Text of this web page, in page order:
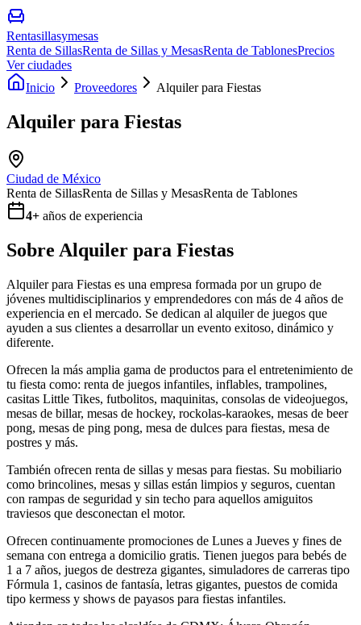
Rentasillasymesas
Renta de SillasRenta de Sillas y MesasRenta de TablonesPrecios
Ver ciudades
Inicio
Proveedores Alquiler para Fiestas
Alquiler para Fiestas
Ciudad de México
Renta de SillasRenta de Sillas y MesasRenta de Tablones
4+ años de experiencia
Sobre Alquiler para Fiestas
Alquiler para Fiestas es una empresa formada por un grupo de
jóvenes multidisciplinarios y emprendedores con más de 4 años de
experiencia en el mercado. Se dedican al alquiler de juegos que
ayuden a sus clientes a desarrollar un evento exitoso, dinámico y
diferente.
Ofrecen la más amplia gama de productos para el entretenimiento de
tu fiesta como: renta de juegos infantiles, inflables, trampolines,
casitas Little Tikes, futbolitos, maquinitas, consolas de videojuegos,
mesas de billar, mesas de hockey, rockolas-karaokes, mesas de beer
pong, mesas de ping pong, mesa de dulces para fiestas, mesa de
postres y más.
También ofrecen renta de sillas y mesas para fiestas. Su mobiliario
como brincolines, mesas y sillas están limpios y seguros, cuentan
con rampas de seguridad y sin techo para aquellos amiguitos
traviesos que desconectan el motor.
Ofrecen continuamente promociones de Lunes a Jueves y fines de
semana con entrega a domicilio gratis. Tienen juegos para bebés de
1 a 7 años, juegos de destreza gigantes, simuladores de carreras tipo
Fórmula 1, casinos de fantasía, letras gigantes, puestos de comida
tipo kermess y shows de payasos para fiestas infantiles.